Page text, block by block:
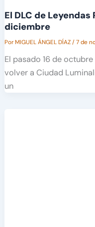
El DLC de
diciembre
PorMIGUEL ÁNGEL DÍAZ/7 de
El pasado 16 de
volver a Ciudad
un